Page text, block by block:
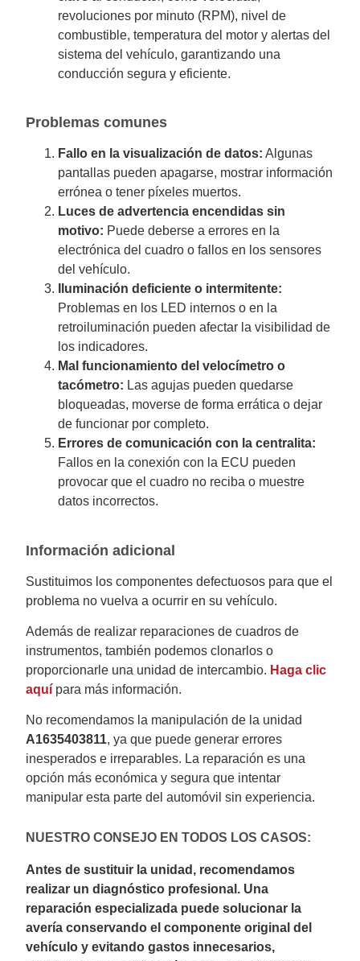
revoluciones por minuto (RPM), nivel de
combustible, temperatura del motor y alertas del
sistema del vehículo, garantizando una
conducción segura y eficiente.
Problemas comunes
Fallo en la visualización de datos: Algunas
pantallas pueden apagarse, mostrar información
errónea o tener píxeles muertos.
Luces de advertencia encendidas sin
motivo: Puede deberse a errores en la
electrónica del cuadro o fallos en los sensores
del vehículo.
Iluminación deficiente o intermitente:
Problemas en los LED internos o en la
retroiluminación pueden afectar la visibilidad de
los indicadores.
Mal funcionamiento del velocímetro o
tacómetro: Las agujas pueden quedarse
bloqueadas, moverse de forma errática o dejar
de funcionar por completo.
Errores de comunicación con la centralita:
Fallos en la conexión con la ECU pueden
provocar que el cuadro no reciba o muestre
datos incorrectos.
Información adicional
Sustituimos los componentes defectuosos para que el
problema no vuelva a ocurrir en su vehículo.
Además de realizar reparaciones de cuadros de
instrumentos, también podemos clonarlos o
proporcionarle una unidad de intercambio. Haga clic
aquí para más información.
No recomendamos la manipulación de la unidad
A1635403811, ya que puede generar errores
inesperados e irreparables. La reparación es una
opción más económica y segura que intentar
manipular esta parte del automóvil sin experiencia.
NUESTRO CONSEJO EN TODOS LOS CASOS:
Antes de sustituir la unidad, recomendamos
realizar un diagnóstico profesional. Una
reparación especializada puede solucionar la
avería conservando el componente original del
vehículo y evitando gastos innecesarios,